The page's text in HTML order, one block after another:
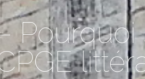
Pourquoi